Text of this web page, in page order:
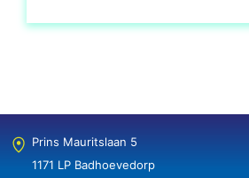
Prins Mauritslaan 5
1171 LP Badhoevedorp